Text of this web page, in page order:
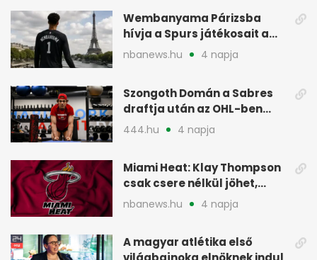
Wembanyama Párizsba
hívja a Spurs játékosait a
szezonrajtra
nbanews.hu 4 napja
Szongoth Domán a Sabres
draftja után az OHL-ben
léphet nagyot az NHL felé
444.hu 4 napja
Miami Heat: Klay Thompson
csak csere nélkül jöhet,
kivárnak
nbanews.hu 4 napja
A magyar atlétika első